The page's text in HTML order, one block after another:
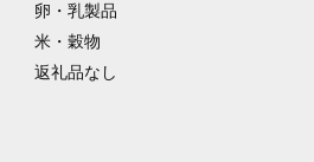
卵・乳製品
米・穀物
返礼品なし